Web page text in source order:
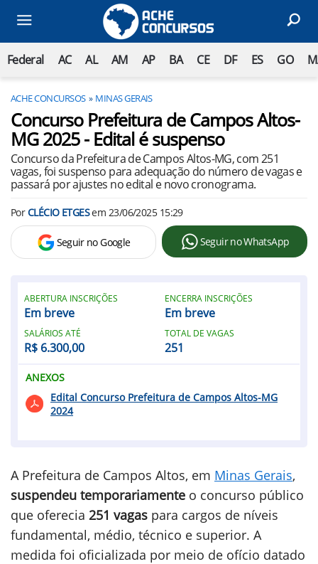
Federal AC AL AM AP BA CE DF ES GO
ACHE CONCURSOS MINAS GERAIS
Concurso Prefeitura de Campos Altos-
MG 2025 - Edital é suspenso
Concurso da Prefeitura de Campos Altos-MG, com 251
vagas, foi suspenso para adequação do número de vagas e
passará por ajustes no edital e novo cronograma.
PorCLÉCIO ETGESem 23/06/2025 15:29
Seguir no Google Seguir no WhatsApp
A Prefeitura de Campos Altos, em Minas Gerais,
suspendeu temporariamente o concurso público
que oferecia 251 vagas para cargos de níveis
fundamental, médio, técnico e superior. A
medida foi oficializada por meio de ofício datado
ABERTURA INSCRIÇÕES
Em breve
ENCERRA INSCRIÇÕES
Em breve
SALÁRIOS ATÉ
R$ 6.300,00
TOTAL DE VAGAS
251
ANEXOS
Edital Concurso Prefeitura de Campos Altos-MG
2024